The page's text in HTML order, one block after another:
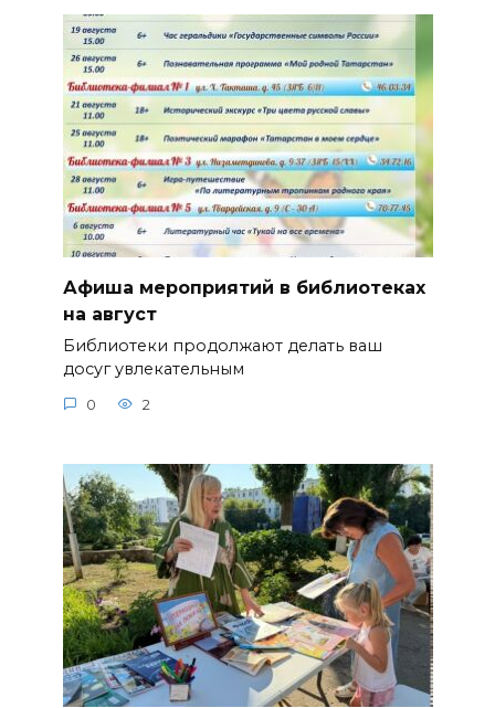
Афиша мероприятий в библиотеках
на август
Библиотеки продолжают делать ваш
досуг увлекательным
0 2